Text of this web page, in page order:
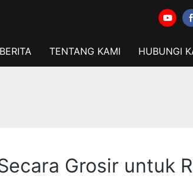
BERITA TENTANG KAMI HUBUNGI
Grosir untuk